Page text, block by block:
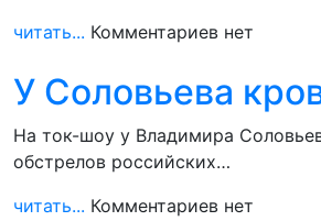
читать... Комментариев нет
У Соловьева
На ток-шоу у Владимира
обстрелов российских…
читать... Комментариев нет